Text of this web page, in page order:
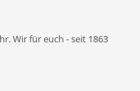
Wir für euch - seit 1863